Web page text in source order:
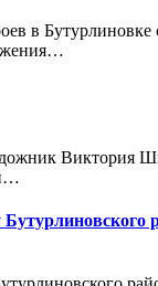
в
Виктория
Бутурлиновского